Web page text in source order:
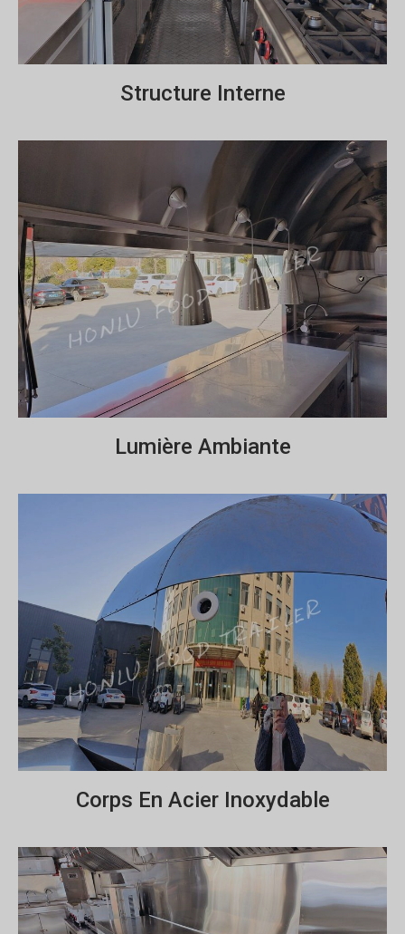
Structure Interne
Lumière Ambiante
Corps En Acier Inoxydable